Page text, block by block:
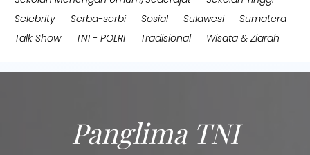
Selebrity
Serba-serbi Sosial Sulawesi
Sumatera
Talk Show
TNI - POLRI Tradisional Wisata & Ziarah
Panglima TNI